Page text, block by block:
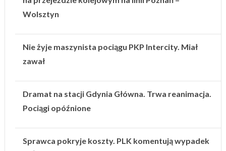
Wolsztyn
Nie żyje maszynista pociągu PKP Intercity. Miał
zawał
Dramat na stacji Gdynia Główna. Trwa reanimacja.
Pociągi opóźnione
Sprawca pokryje koszty. PLK komentują wypadek